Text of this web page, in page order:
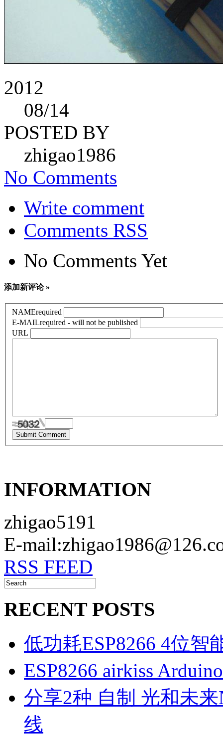
2012
08/14
POSTED BY
zhigao1986
No Comments
Write comment
Comments RSS
No Comments Yet
添加新评论 »
NAMErequired
E-MAILrequired - will not be published
URL
INFORMATION
zhigao5191
E-
RSS FEED
RECENT POSTS
低功耗ESP8266 4位智
ESP8266 airkiss
分享2种 自制 光和未来
线